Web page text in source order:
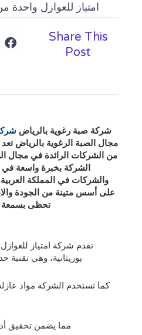
امتياز للعوازل واحدة
Share This
Post
شركة صبة رغوية بالرياض
مجال الصبة الرغوية بالرياض
من الشركات الرائدة في مجال
الشركة بخبرة واسعة في
والشركات في المملكة
على أسس متينة من الجودة
تحظى بسمعة
تقدم شركة امتياز
يوريثانية، وهي تقنية
كما تستخدم الشركة مواد
مما يضمن تحقيق